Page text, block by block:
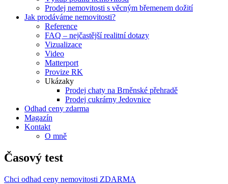
Prodej nemovitosti s věcným břemenem dožití
Jak prodáváme nemovitosti?
Reference
FAQ – nejčastější realitní dotazy
Vizualizace
Video
Matterport
Provize RK
Ukázaky
Prodej chaty na Brněnské přehradě
Prodej cukrárny Jedovnice
Odhad ceny zdarma
Magazín
Kontakt
O mně
Časový test
Chci odhad ceny nemovitosti ZDARMA